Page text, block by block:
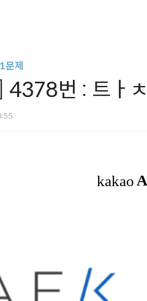
제
번 : 트ㅏ